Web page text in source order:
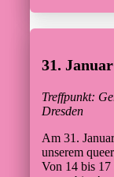
31.
Treffpunkt:
Dresden
Am 31.
unserem
Von 14 bis